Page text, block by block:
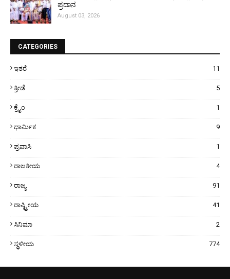
ಪ್ರದಾನ
August 03, 2026
CATEGORIES
ಇತರೆ 11
ಕ್ರೀಡೆ 5
ಕ್ರೈಂ 1
ಧಾರ್ಮಿಕ 9
ಪ್ರವಾಸಿ 1
ರಾಜಕೀಯ 4
ರಾಜ್ಯ 91
ರಾಷ್ಟ್ರೀಯ 41
ಸಿನಿಮಾ 2
ಸ್ಥಳೀಯ 774